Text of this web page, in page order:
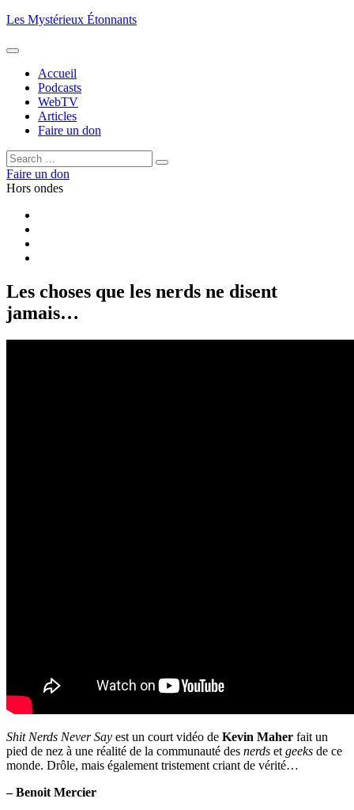
Aller
contenu
Les Mystérieux Étonnants
Accueil
Podcasts
WebTV
Articles
Faire un don
Rechercher :
Rechercher
Faire un don
Hors ondes
Les choses que les nerds ne disent
jamais…
Shit Nerds Never Say est un court vidéo de Kevin Maher fait un
pied de nez à une réalité de la communauté des nerds et geeks de ce
monde. Drôle, mais également tristement criant de vérité…
– Benoit Mercier